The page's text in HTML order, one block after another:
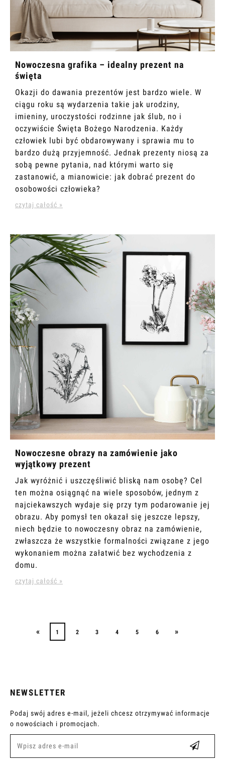
Nowoczesna grafika – idealny prezent na
święta
Okazji do dawania prezentów jest bardzo wiele. W
ciągu roku są wydarzenia takie jak urodziny,
imieniny, uroczystości rodzinne jak ślub, no i
oczywiście Święta Bożego Narodzenia. Każdy
człowiek lubi być obdarowywany i sprawia mu to
bardzo dużą przyjemność. Jednak prezenty niosą za
sobą pewne pytania, nad którymi warto się
zastanowić, a mianowicie: jak dobrać prezent do
osobowości człowieka?
czytaj całość »
Nowoczesne obrazy na zamówienie jako
wyjątkowy prezent
Jak wyróżnić i uszczęśliwić bliską nam osobę? Cel
ten można osiągnąć na wiele sposobów, jednym z
najciekawszych wydaje się przy tym podarowanie jej
obrazu. Aby pomysł ten okazał się jeszcze lepszy,
niech będzie to nowoczesny obraz na zamówienie,
zwłaszcza że wszystkie formalności związane z jego
wykonaniem można załatwić bez wychodzenia z
domu.
czytaj całość »
« 1 2 3 4 5 6 »
NEWSLETTER
Podaj swój adres e-mail, jeżeli chcesz otrzymywać informacje
o nowościach i promocjach.